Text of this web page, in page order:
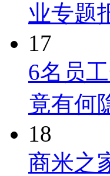
业专题
17
6名员
竟有何
18
商米之